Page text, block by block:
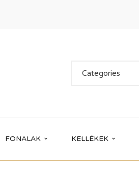
Categories
FONALAK KELLÉKEK